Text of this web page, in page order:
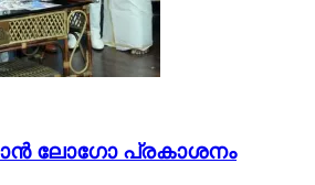
ലോഗോ പ്രകാശനം